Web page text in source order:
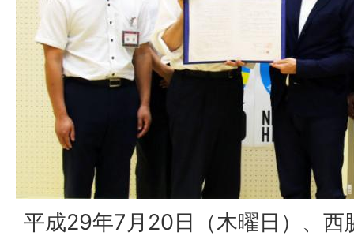
平成29年7月20日（木曜日）、西